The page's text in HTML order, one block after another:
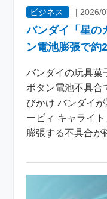
ビジネス |2026/
バンダイ「星の
ン電池膨張で約
バンダイの玩具菓
ボタン電池不具
びかけ バンダイ
ービィ キャライ
膨張する不具合が